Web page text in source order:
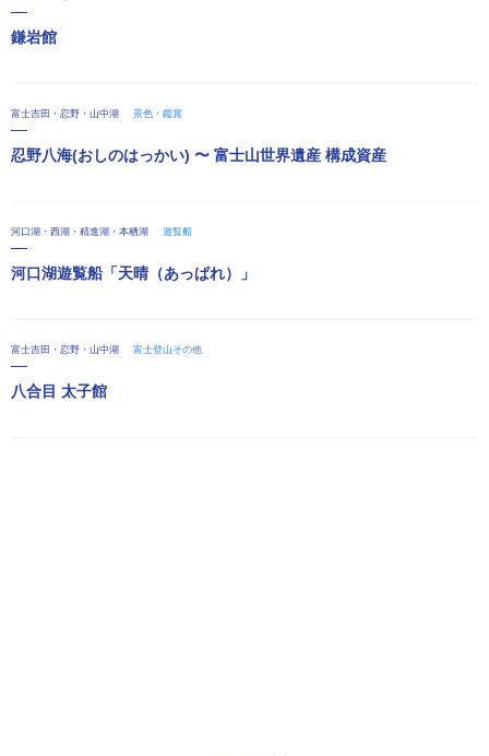
鎌岩館
富士吉田・忍野・山中湖 景色・鑑賞
忍野八海(おしのはっかい) 〜 富士山世界遺産 構成資産
河口湖・西湖・精進湖・本栖湖 遊覧船
河口湖遊覧船「天晴（あっぱれ）」
富士吉田・忍野・山中湖 富士登山その他
八合目 太子館